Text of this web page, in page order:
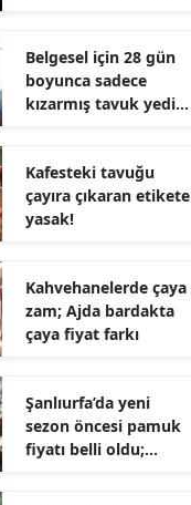
Aydın’ın hikâyesi
Belgesel için 28 gün
boyunca sadece
kızarmış tavuk yedi!
Kafesteki tavuğu
çayıra çıkaran etikete
yasak!
Kahvehanelerde çaya
zam; Ajda bardakta
çaya fiyat farkı
Şanlıurfa’da yeni
sezon öncesi pamuk
fiyatı belli oldu;